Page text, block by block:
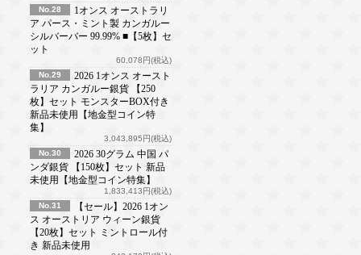
No.28
1オンス オーストラリ
ア パース・ミント製 カンガルー
シルバーバー 99.99% ■【5枚】セ
ット
60,078円(税込)
No.29
2026 1オンス オースト
ラリア カンガルー銀貨 【250
枚】セット モンスターBOX付き
新品未使用【地金型コイン特
集】
3,043,895円(税込)
No.30
2026 30グラム 中国 パ
ンダ銀貨 【150枚】セット 新品
未使用【地金型コイン特集】
1,833,413円(税込)
No.31
【セール】2026 1オン
ス オーストリア ウィーン銀貨
【20枚】セット ミントロール付
き 新品未使用